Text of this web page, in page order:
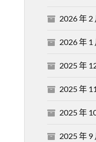
2026 年 2
2026 年 1
2025 年
2025 年
2025 年
2025 年 9